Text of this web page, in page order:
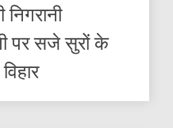
पर सजे सुरों के